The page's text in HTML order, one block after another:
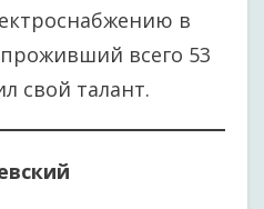
в
всего 53
свой талант.